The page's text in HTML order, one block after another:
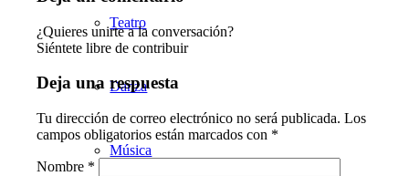
Teatro
Danza
Música
¿Quieres unirte a la conversación?
Siéntete libre de contribuir
Deja una respuesta
Tu dirección de correo electrónico no será publicada. Los
campos obligatorios están marcados con *
Nombre *